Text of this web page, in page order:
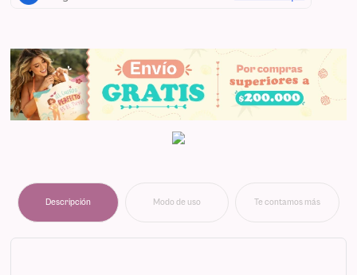
Descripción Modo de uso Te contamos más